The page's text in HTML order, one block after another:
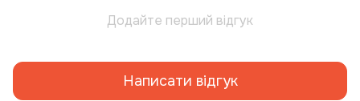
Додайте перший відгук
Написати відгук